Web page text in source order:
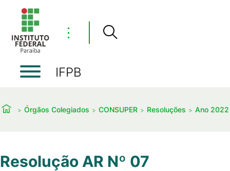
⋮
IFPB
Órgãos Colegiados CONSUPER Resoluções Ano 2022
Resolução AR Nº 07